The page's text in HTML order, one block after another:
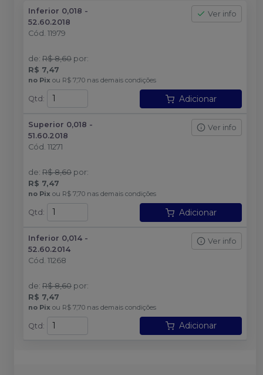
Inferior 0,018 -
52.60.2018
Cód. 11979
Ver info
de: R$ 8,60 por:
R$ 7,47
no Pix ou R$ 7,70 nas demais condições
Qtd : Adicionar
Superior 0,018 -
51.60.2018
Cód. 11271
Ver info
de: R$ 8,60 por:
R$ 7,47
no Pix ou R$ 7,70 nas demais condições
Qtd : Adicionar
Inferior 0,014 -
52.60.2014
Cód. 11268
Ver info
de: R$ 8,60 por:
R$ 7,47
no Pix ou R$ 7,70 nas demais condições
Qtd: Adicionar